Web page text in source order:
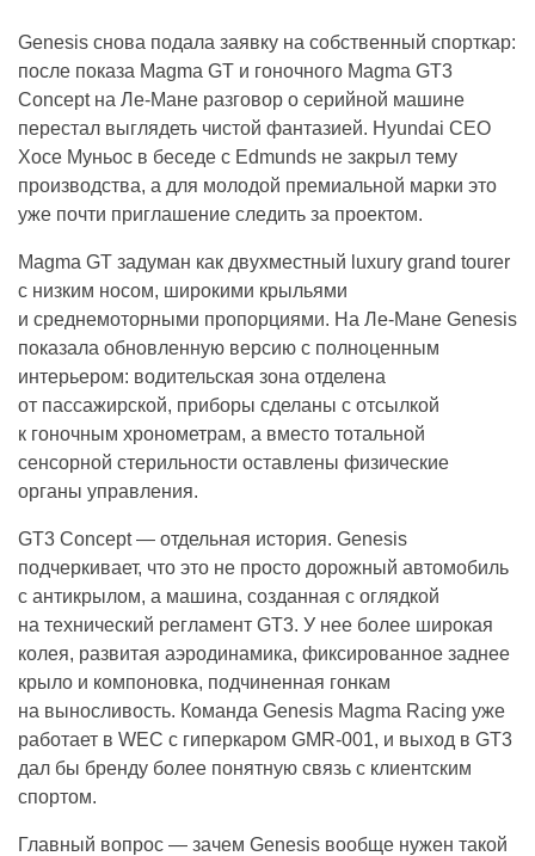
Genesis снова подала заявку на собственный спорткар:
после показа Magma GT и гоночного Magma GT3
Concept на Ле-Мане разговор о серийной машине
перестал выглядеть чистой фантазией. Hyundai CEO
Хосе Муньос в беседе с Edmunds не закрыл тему
производства, а для молодой премиальной марки это
уже почти приглашение следить за проектом.
Magma GT задуман как двухместный luxury grand tourer
с низким носом, широкими крыльями
и среднемоторными пропорциями. На Ле-Мане Genesis
показала обновленную версию с полноценным
интерьером: водительская зона отделена
от пассажирской, приборы сделаны с отсылкой
к гоночным хронометрам, а вместо тотальной
сенсорной стерильности оставлены физические
органы управления.
GT3 Concept — отдельная история. Genesis
подчеркивает, что это не просто дорожный автомобиль
с антикрылом, а машина, созданная с оглядкой
на технический регламент GT3. У нее более широкая
колея, развитая аэродинамика, фиксированное заднее
крыло и компоновка, подчиненная гонкам
на выносливость. Команда Genesis Magma Racing уже
работает в WEC с гиперкаром GMR-001, и выход в GT3
дал бы бренду более понятную связь с клиентским
спортом.
Главный вопрос — зачем Genesis вообще нужен такой